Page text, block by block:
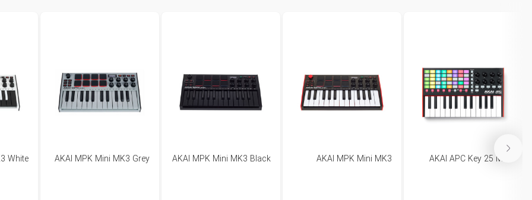
AKAI APC Key 25 MK2
AKAI MPK Mini MK3
AKAI MPK Mini MK3 Black
AKAI MPK Mini MK3 Grey
White